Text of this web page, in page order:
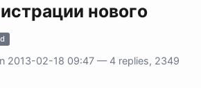
нового
2013-02-18 09:47 — 4 replies, 2349